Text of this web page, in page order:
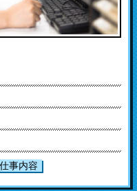
仕事内容